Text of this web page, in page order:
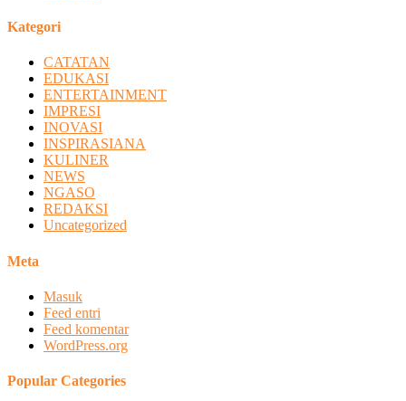
Kategori
CATATAN
EDUKASI
ENTERTAINMENT
IMPRESI
INOVASI
INSPIRASIANA
KULINER
NEWS
NGASO
REDAKSI
Uncategorized
Meta
Masuk
Feed entri
Feed komentar
WordPress.org
Popular Categories